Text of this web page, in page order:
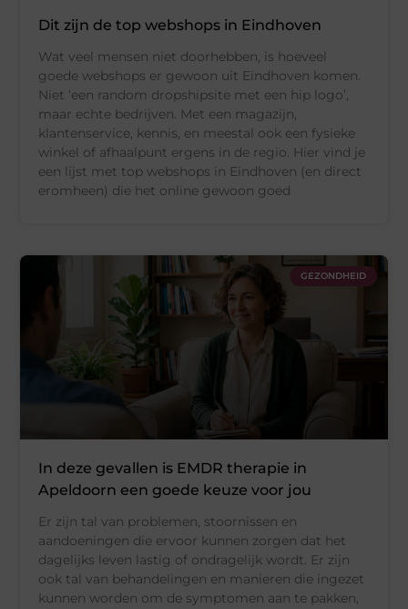
Dit zijn de top webshops in Eindhoven
Wat veel mensen niet doorhebben, is hoeveel
goede webshops er gewoon uit Eindhoven komen.
Niet ‘een random dropshipsite met een hip logo’,
maar echte bedrijven. Met een magazijn,
klantenservice, kennis, en meestal ook een fysieke
winkel of afhaalpunt ergens in de regio. Hier vind je
een lijst met top webshops in Eindhoven (en direct
eromheen) die het online gewoon goed
GEZONDHEID
In deze gevallen is EMDR therapie in
Apeldoorn een goede keuze voor jou
Er zijn tal van problemen, stoornissen en
aandoeningen die ervoor kunnen zorgen dat het
dagelijks leven lastig of ondragelijk wordt. Er zijn
ook tal van behandelingen en manieren die ingezet
kunnen worden om de symptomen aan te pakken,